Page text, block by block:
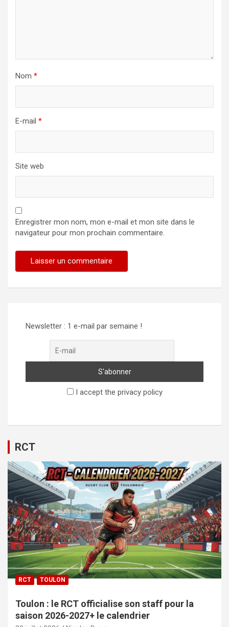
Nom *
E-mail *
Site web
Enregistrer mon nom, mon e-mail et mon site dans le
navigateur pour mon prochain commentaire.
Newsletter : 1 e-mail par semaine !
I accept the privacy policy
RCT
RCT TOULON
Toulon : le RCT officialise son staff pour la
saison 2026-2027+ le calendrier